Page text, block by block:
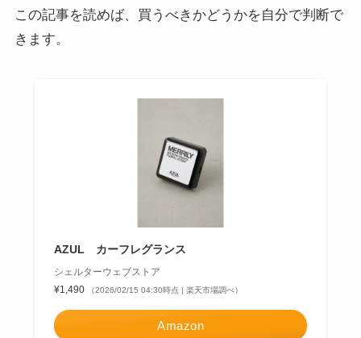
この記事を読めば、買うべきかどうかを自分で判断で
きます。
AZUL カーフレグランス
シェルターウェブストア
¥1,490
（2026/02/15 04:30時点 | 楽天市場調べ）
Amazon